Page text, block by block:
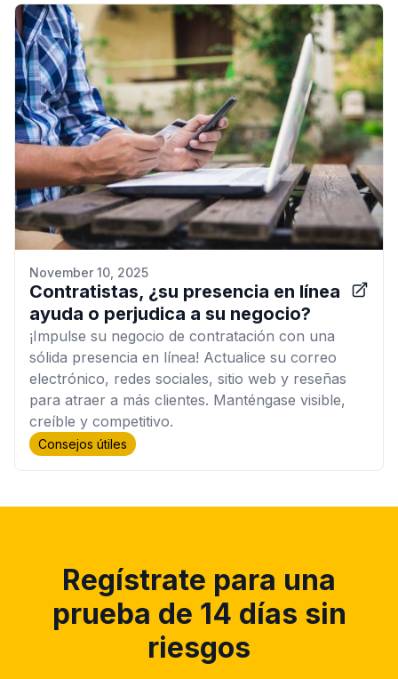
November 10, 2025
Contratistas, ¿su presencia en línea
ayuda o perjudica a su negocio?
¡Impulse su negocio de contratación con una
sólida presencia en línea! Actualice su correo
electrónico, redes sociales, sitio web y reseñas
para atraer a más clientes. Manténgase visible,
creíble y competitivo.
Consejos útiles
Regístrate para una
prueba de 14 días sin
riesgos